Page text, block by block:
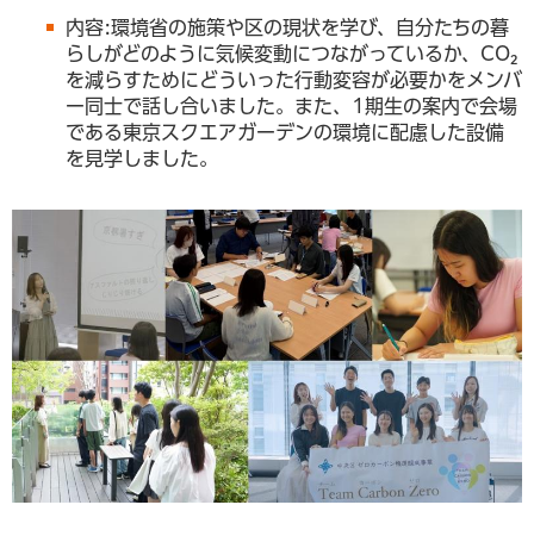
内容:環境省の施策や区の現状を学び、自分たちの暮
らしがどのように気候変動につながっているか、CO₂
を減らすためにどういった行動変容が必要かをメンバ
ー同士で話し合いました。また、1期生の案内で会場
である東京スクエアガーデンの環境に配慮した設備
を見学しました。